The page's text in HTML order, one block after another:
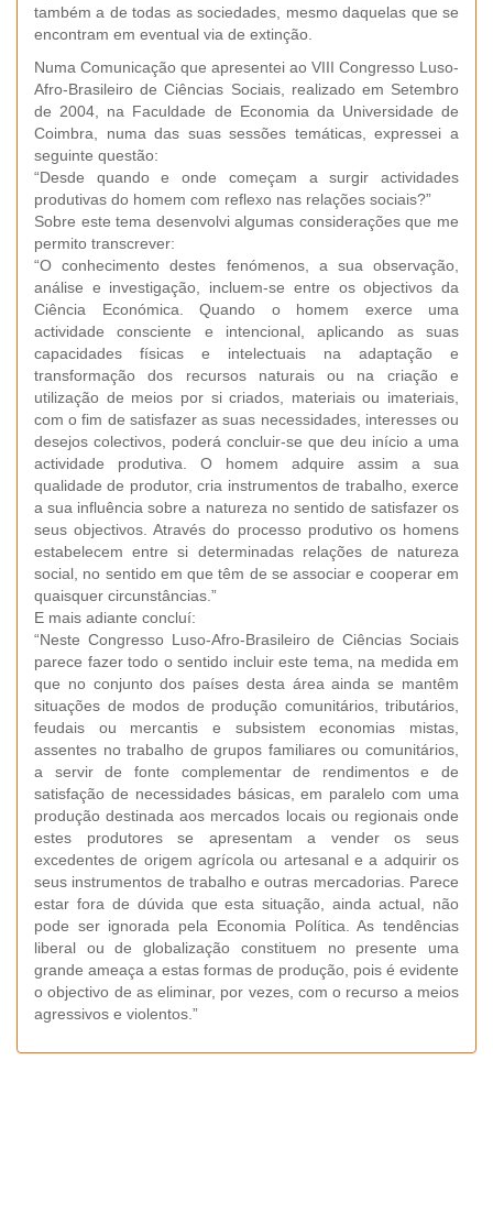
também a de todas as sociedades, mesmo daquelas que se
encontram em eventual via de extinção.
Numa Comunicação que apresentei ao VIII Congresso Luso-
Afro-Brasileiro de Ciências Sociais, realizado em Setembro
de 2004, na Faculdade de Economia da Universidade de
Coimbra, numa das suas sessões temáticas, expressei a
seguinte questão:
“Desde quando e onde começam a surgir actividades
produtivas do homem com reflexo nas relações sociais?”
Sobre este tema desenvolvi algumas considerações que me
permito transcrever:
“O conhecimento destes fenómenos, a sua observação,
análise e investigação, incluem-se entre os objectivos da
Ciência Económica. Quando o homem exerce uma
actividade consciente e intencional, aplicando as suas
capacidades físicas e intelectuais na adaptação e
transformação dos recursos naturais ou na criação e
utilização de meios por si criados, materiais ou imateriais,
com o fim de satisfazer as suas necessidades, interesses ou
desejos colectivos, poderá concluir-se que deu início a uma
actividade produtiva. O homem adquire assim a sua
qualidade de produtor, cria instrumentos de trabalho, exerce
a sua influência sobre a natureza no sentido de satisfazer os
seus objectivos. Através do processo produtivo os homens
estabelecem entre si determinadas relações de natureza
social, no sentido em que têm de se associar e cooperar em
quaisquer circunstâncias.”
E mais adiante concluí:
“Neste Congresso Luso-Afro-Brasileiro de Ciências Sociais
parece fazer todo o sentido incluir este tema, na medida em
que no conjunto dos países desta área ainda se mantêm
situações de modos de produção comunitários, tributários,
feudais ou mercantis e subsistem economias mistas,
assentes no trabalho de grupos familiares ou comunitários,
a servir de fonte complementar de rendimentos e de
satisfação de necessidades básicas, em paralelo com uma
produção destinada aos mercados locais ou regionais onde
estes produtores se apresentam a vender os seus
excedentes de origem agrícola ou artesanal e a adquirir os
seus instrumentos de trabalho e outras mercadorias. Parece
estar fora de dúvida que esta situação, ainda actual, não
pode ser ignorada pela Economia Política. As tendências
liberal ou de globalização constituem no presente uma
grande ameaça a estas formas de produção, pois é evidente
o objectivo de as eliminar, por vezes, com o recurso a meios
agressivos e violentos.”